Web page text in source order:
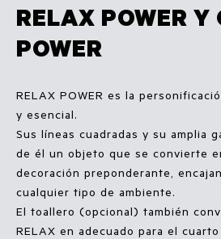
RELAX POWER Y
POWER
RELAX POWER es la
y esencial.
Sus líneas cuadradas y su amplia
de él un objeto que se convierte
decoración preponderante,
cualquier tipo de ambiente.
El toallero (opcional) también
RELAX en adecuado para el